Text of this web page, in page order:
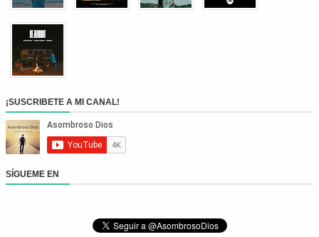
¡SUSCRIBETE A MI CANAL!
SÍGUEME EN